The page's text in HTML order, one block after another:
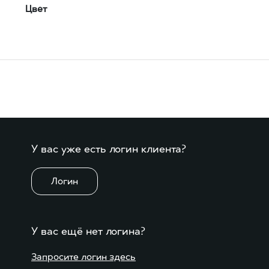
Цвет
У вас уже есть логин клиента?
Логин
У вас ещё нет логина?
Запросите логин здесь